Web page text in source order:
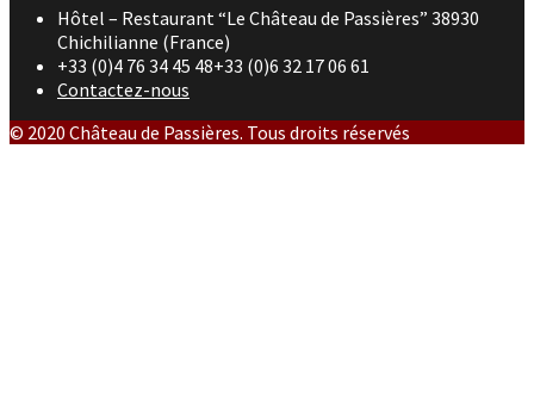
Hôtel – Restaurant “Le Château de Passières” 38930
Chichilianne (France)
+33 (0)4 76 34 45 48+33 (0)6 32 17 06 61
Contactez-nous
© 2020 Château de Passières. Tous droits réservés